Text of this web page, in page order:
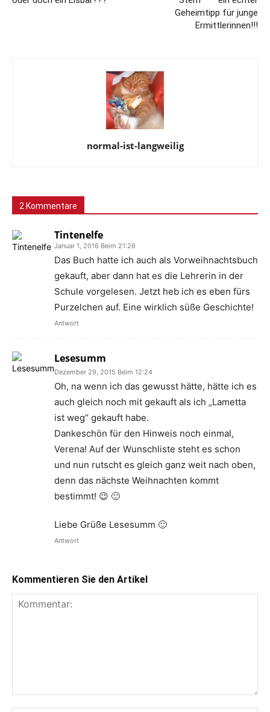
Geheimtipp für junge
Ermittlerinnen!!!
normal-ist-langweilig
2 Kommentare
Tintenelfe
Januar 1, 2016 Beim 21:26
Das Buch hatte ich auch als Vorweihnachtsbuch
gekauft, aber dann hat es die Lehrerin in der
Schule vorgelesen. Jetzt heb ich es eben fürs
Purzelchen auf. Eine wirklich süße Geschichte!
Antwort
Lesesumm
Dezember 29, 2015 Beim 12:24
Oh, na wenn ich das gewusst hätte, hätte ich es
auch gleich noch mit gekauft als ich „Lametta
ist weg“ gekauft habe.
Dankeschön für den Hinweis noch einmal,
Verena! Auf der Wunschliste steht es schon
und nun rutscht es gleich ganz weit nach oben,
denn das nächste Weihnachten kommt
bestimmt! 😉 🙂
Liebe Grüße Lesesumm 🙂
Antwort
Kommentieren Sie den Artikel